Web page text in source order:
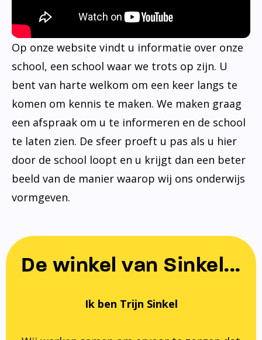
Op onze website vindt u informatie over onze
school, een school waar we trots op zijn. U
bent van harte welkom om een keer langs te
komen om kennis te maken. We maken graag
een afspraak om u te informeren en de school
te laten zien. De sfeer proeft u pas als u hier
door de school loopt en u krijgt dan een beter
beeld van de manier waarop wij ons onderwijs
vormgeven.
De winkel van Sinkel...
Ik ben Trijn Sinkel